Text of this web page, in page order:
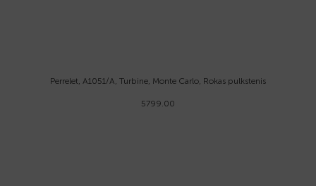
Perrelet, A1051/A, Turbine, Monte Carlo, Rokas pulkstenis
5799.00